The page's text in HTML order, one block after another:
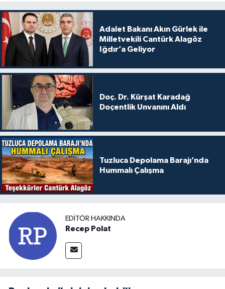
Adalet Bakanı Akın Gürlek ile
Milletvekili Cantürk Alagöz
Iğdır’a Geliyor
Doç. Dr. Kürşat Karadağ
Doçentlik Unvanını Aldı
Tuzluca Depolama Barajı’nda
Hummalı Çalışma
EDITÖR HAKKINDA
Recep Polat